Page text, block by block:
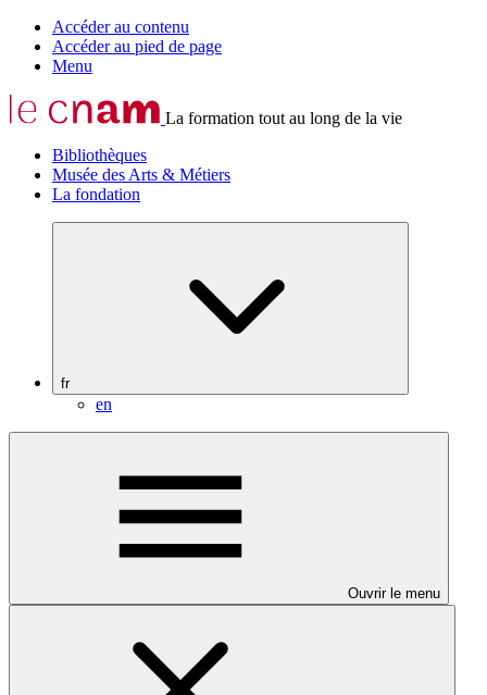
Accéder au contenu
Accéder au pied de page
Menu
La formation tout au long de la vie
Bibliothèques
Musée des Arts & Métiers
La fondation
fr
en
Ouvrir le menu